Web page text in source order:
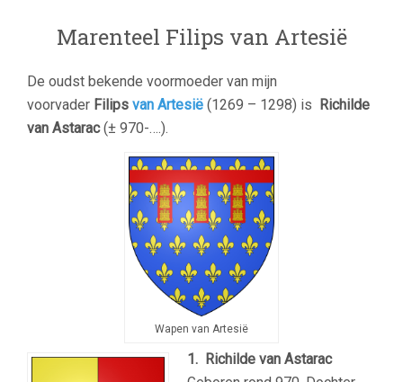
Marenteel Filips van Artesië
De oudst bekende voormoeder van mijn
voorvader Filips van Artesië (1269 – 1298) is Richilde
van Astarac (± 970-….).
Wapen van Artesië
1. Richilde van Astarac